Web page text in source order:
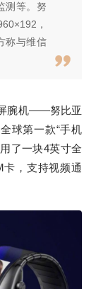
测等。努
，
称与维信
腕机——努比亚
球第一款“手机
了一块4英寸全
，支持视频通